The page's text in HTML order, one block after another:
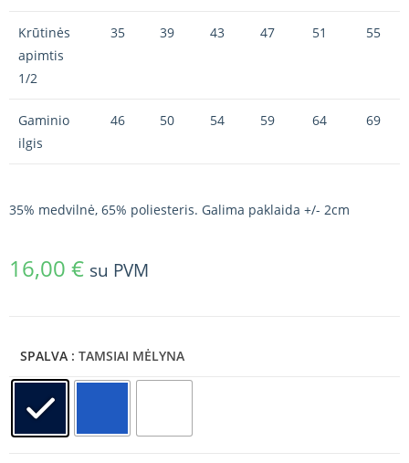
Krūtinės
apimtis
1/2
35 39 43 47 51 55
Gaminio
ilgis
46 50 54 59 64 69
35% medvilnė, 65% poliesteris. Galima paklaida +/- 2cm
16,00 € su PVM
SPALVA : TAMSIAI MĖLYNA